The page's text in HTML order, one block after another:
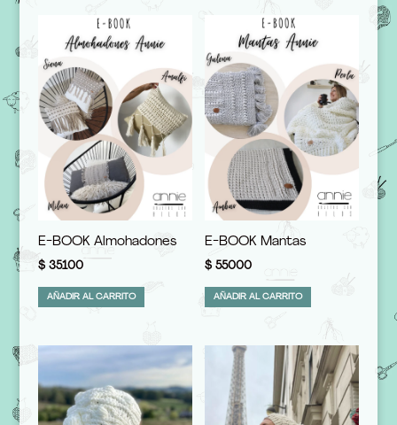
E-BOOK Almohadones
$35100
AÑADIR AL CARRITO
E-BOOK Mantas
$ 55000
AÑADIR AL CARRITO